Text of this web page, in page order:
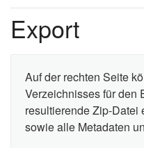
KONTAKT
Export
Auf der rechten Seite
Verzeichnisses für den
resultierende Zip-Datei
sowie alle Metadaten